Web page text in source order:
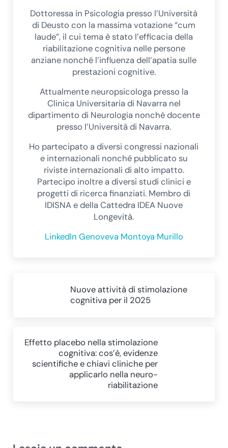
Dottoressa in Psicologia presso l’Università
di Deusto con la massima votazione “cum
laude”, il cui tema è stato l’efficacia della
riabilitazione cognitiva nelle persone
anziane nonché l’influenza dell’apatia sulle
prestazioni cognitive.
Attualmente neuropsicologa presso la
Clinica Universitaria di Navarra nel
dipartimento di Neurologia nonché docente
presso l’Università di Navarra.
Ho partecipato a diversi congressi nazionali
e internazionali nonché pubblicato su
riviste internazionali di alto impatto.
Partecipo inoltre a diversi studi clinici e
progetti di ricerca finanziati. Membro di
IDISNA e della Cattedra IDEA Nuove
Longevità.
LinkedIn Genoveva Montoya Murillo
Nuove attività di stimolazione
cognitiva per il 2025
Effetto placebo nella stimolazione
cognitiva: cos’è, evidenze
scientifiche e chiavi cliniche per
applicarlo nella neuro-
riabilitazione